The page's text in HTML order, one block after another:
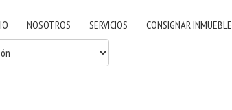
NOSOTROS SERVICIOS CONSIGNAR INMUEBLE